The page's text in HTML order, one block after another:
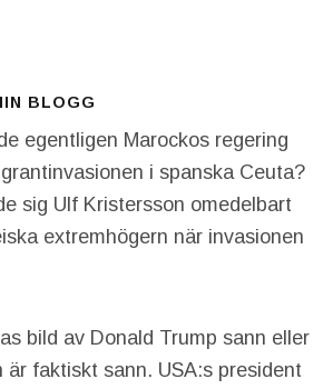
BLOGG
egentligen Marockos regering
i spanska Ceuta?
sig Ulf Kristersson omedelbart
extremhögern när invasionen
bild av Donald Trump sann eller
är faktiskt sann. USA:s president